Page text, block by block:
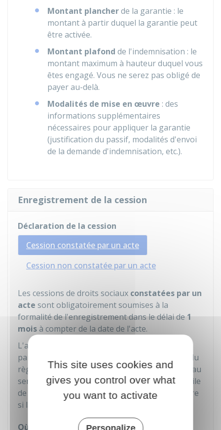
Montant plancherde la garantie : le
montant à partir duquel la garantie peut
être activée.
Montant plafond de l'indemnisation : le
montant maximum à hauteur duquel vous
êtes engagé. Vous ne serez pas obligé de
payer au-delà.
Modalités de mise en œuvre : des
informations supplémentaires
nécessaires pour appliquer la garantie
(justification du passif, modalités d'envoi
de la demande d'indemnisation, etc.).
Enregistrement de la cession
Déclaration de la cession
Cession constatée par un acte
Cession non constatée par un acte
Les cessions de droits sociaux constatées par un
acte sont obligatoirement soumises à la
formalité de l'enregistrement dans le délai de1
moisà compter de la date de l'acte.
L'acte de cession doit être déposé sur place ou
par courrier, en 2 exemplaires et accompagné du
règlement des droits (par chèque ou virement) au
service en charge de l'enregistrement du domicile
de l'une des parties ou de la résidence du notaire
si la cession est réalisée par acte notarié.
Où s'adresser ?
This site uses cookies and
gives you control over what
you want to activate
Personalize